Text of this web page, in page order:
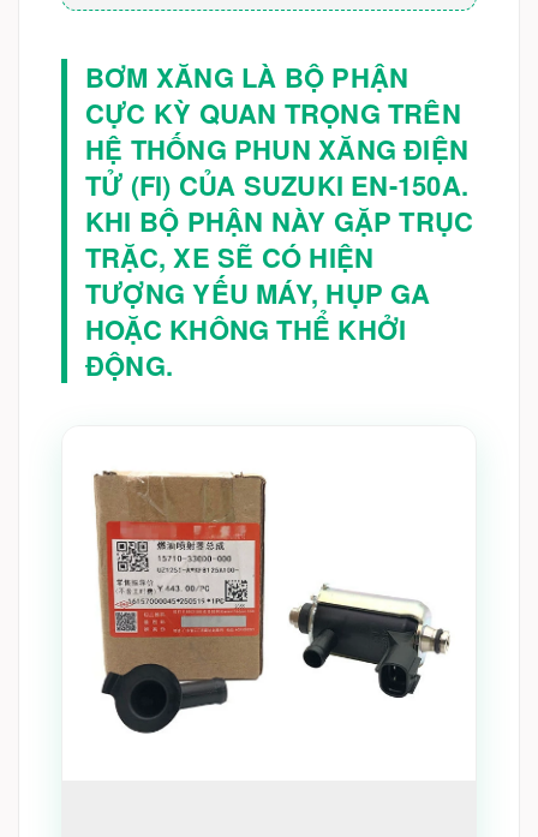
BƠM XĂNG LÀ BỘ PHẬN
CỰC KỲ QUAN TRỌNG TRÊN
HỆ THỐNG PHUN XĂNG ĐIỆN
TỬ (FI) CỦA SUZUKI EN-150A.
KHI BỘ PHẬN NÀY GẶP TRỤC
TRẶC, XE SẼ CÓ HIỆN
TƯỢNG YẾU MÁY, HỤP GA
HOẶC KHÔNG THỂ KHỞI
ĐỘNG.